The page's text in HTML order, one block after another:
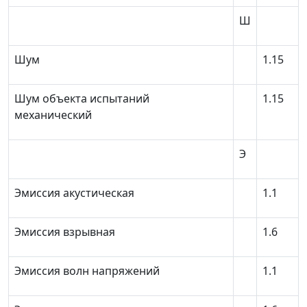
Ш
Шум 1.15
Шум объекта испытаний
механический
1.15
Э
Эмиссия акустическая 1.1
Эмиссия взрывная 1.6
Эмиссия волн напряжений 1.1